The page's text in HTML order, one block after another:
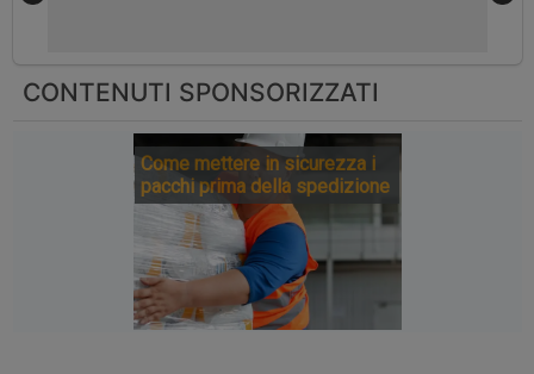
CONTENUTI SPONSORIZZATI
Come mettere in sicurezza i
pacchi prima della spedizione